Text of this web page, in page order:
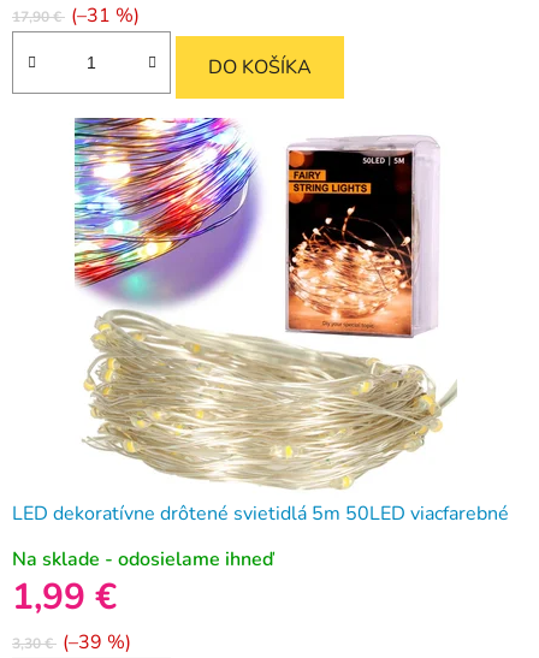
17,90 € (–31 %)
DO KOŠÍKA
LED dekoratívne drôtené svietidlá 5m 50LED viacfarebné
Na sklade - odosielame ihneď
1,99 €
3,30 € (–39 %)